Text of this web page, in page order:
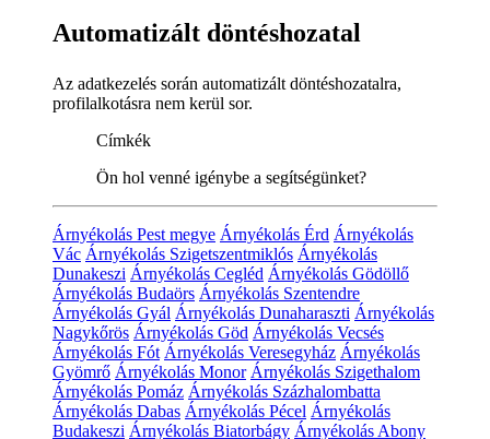
Automatizált döntéshozatal
Az adatkezelés során automatizált döntéshozatalra,
profilalkotásra nem kerül sor.
Címkék
Ön hol venné igénybe a segítségünket?
Árnyékolás Pest megye Árnyékolás Érd Árnyékolás
Vác Árnyékolás Szigetszentmiklós Árnyékolás
Dunakeszi Árnyékolás Cegléd Árnyékolás Gödöllő
Árnyékolás Budaörs Árnyékolás Szentendre
Árnyékolás Gyál Árnyékolás Dunaharaszti Árnyékolás
Nagykőrös Árnyékolás Göd Árnyékolás Vecsés
Árnyékolás Fót Árnyékolás Veresegyház Árnyékolás
Gyömrő Árnyékolás Monor Árnyékolás Szigethalom
Árnyékolás Pomáz Árnyékolás Százhalombatta
Árnyékolás Dabas Árnyékolás Pécel Árnyékolás
Budakeszi Árnyékolás Biatorbágy Árnyékolás Abony